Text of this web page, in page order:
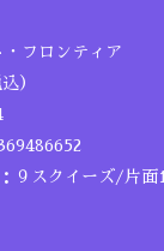
フロンティア
）
９スクイーズ/片